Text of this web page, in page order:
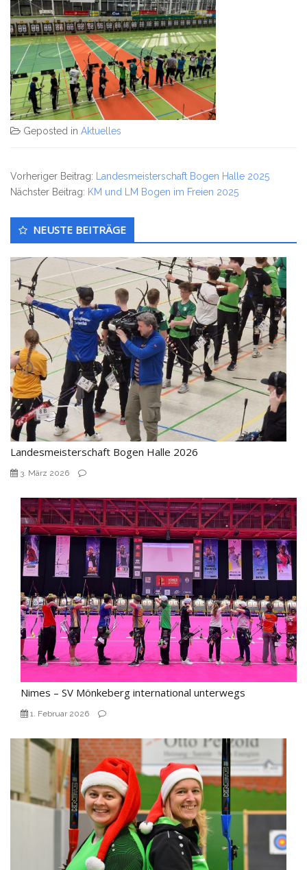
Geposted in Aktuelles
Vorheriger Beitrag: Landesmeisterschaft Bogen Halle 2025
Nächster Beitrag: KM und LM Bogen im Freien 2025
Untergeordnet
Seitenleiste
NEUSTE BEITRÄGE
Landesmeisterschaft Bogen Halle 2026
3. März 2026
Nimes – SV Mönkeberg international unterwegs
1. Februar 2026